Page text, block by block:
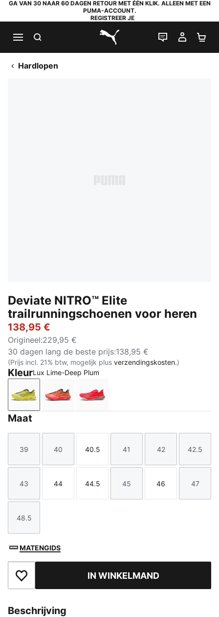
GA VAN 30 NAAR 60 DAGEN RETOUR MET ÉÉN KLIK. ALLEEN MET EEN
PUMA-ACCOUNT.
REGISTREER JE
PUMA.com
LIVE CHAT
MIJN
Hardlopen
Deviate NITRO™ Elite
trailrunningschoenen voor heren
138,95 €
Origineel:229,95 €
30 dagen lang de beste prijs:138,95 €
(Prijs incl. 21% btw, mogelijk plus verzendingskosten.)
KleurLux Lime-Deep Plum
Lux Lime-Deep Plum
Melon Glow-Red Glamour-Pure Pink
Ultra Red-Mouse Gray
Maat
Maat
39
Maat
40
Maat
40.5
Maat
41
Maat
42
Maat
42.5
Maat
43
Maat
44
Maat
44.5
Maat
45
Maat
46
Maat
47
Maat
48.5
MATENGIDS
Toegevoegd aan favorietenIN WINKELMAND
Beschrijving